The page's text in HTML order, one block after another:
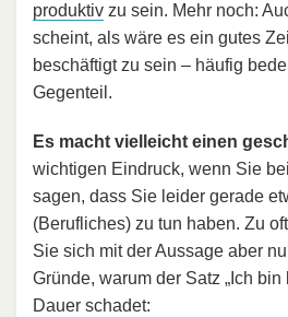
produktiv zu sein. Mehr noch:
scheint, als wäre es ein gutes
beschäftigt zu sein – häufig
Gegenteil.
Es macht vielleicht einen
wichtigen Eindruck, wenn Sie
sagen, dass Sie leider gerade
(Berufliches) zu tun haben. Zu
Sie sich mit der Aussage aber
Gründe, warum der Satz „Ich bin
Dauer schadet: